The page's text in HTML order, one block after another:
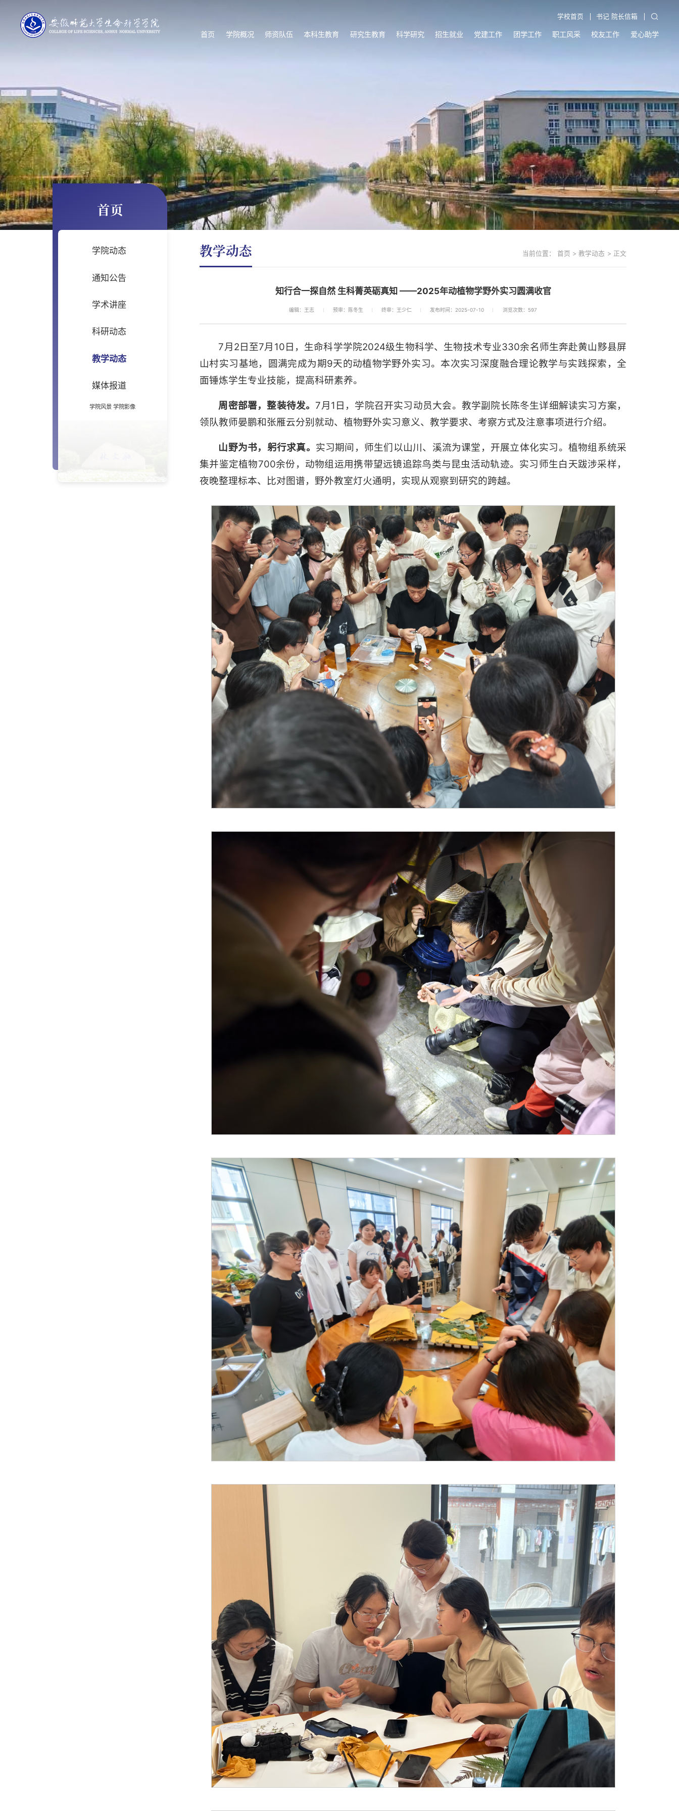
学校首页 书记 院长信箱
首页 学院概况 师资队伍 本科生教育 研究生教育 科学研究 招生就业 党建工作 团学工作 职工风采 校友工作 爱心助学
首页
学院动态
通知公告
学术讲座
科研动态
教学动态
媒体报道
学院风景 学院影像
教学动态 当前位置： 首页 > 教学动态 > 正文
知行合一探自然 生科菁英砺真知 ——2025年动植物学野外实习圆满收官
编辑：王志 预审：陈冬生 终审：王少仁 发布时间：2025-07-10 浏览次数： 597
7月2日至7月10日，生命科学学院2024级生物科学、生物技术专业330余名师生奔赴黄山黟县屏
山村实习基地，圆满完成为期9天的动植物学野外实习。本次实习深度融合理论教学与实践探索，全
面锤炼学生专业技能，提高科研素养。
周密部署，整装待发。 7月1日，学院召开实习动员大会。教学副院长陈冬生详细解读实习方案，
领队教师晏鹏和张雁云分别就动、植物野外实习意义、教学要求、考察方式及注意事项进行介绍。
山野为书，躬行求真。 实习期间，师生们以山川、溪流为课堂，开展立体化实习。植物组系统采
集并鉴定植物700余份，动物组运用携带望远镜追踪鸟类与昆虫活动轨迹。实习师生白天跋涉采样，
夜晚整理标本、比对图谱，野外教室灯火通明，实现从观察到研究的跨越。